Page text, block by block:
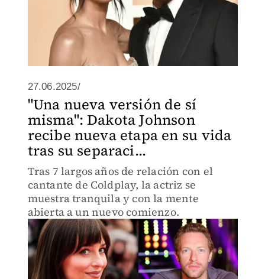
27.06.2025/
"Una nueva versión de sí
misma": Dakota Johnson
recibe nueva etapa en su vida
tras su separaci...
Tras 7 largos años de relación con el
cantante de Coldplay, la actriz se
muestra tranquila y con la mente
abierta a un nuevo comienzo.